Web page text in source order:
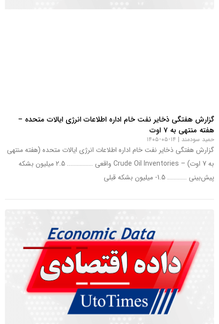
گزارش هفتگی ذخایر نفت خام اداره اطلاعات انرژی ایالات متحده –
هفته منتهی به 7 اوت
حمید سودمند ۱۴-۰۵-۱۴۰۵
گزارش هفتگی ذخایر نفت خام اداره اطلاعات انرژی ایالات متحده (هفته منتهی
به 7 اوت) – Crude Oil Inventories واقعی …………….. 2.5 میلیون بشکه
پیش‌بینی …………. 1.5- میلیون بشکه قبلی